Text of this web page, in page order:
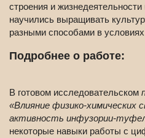
строения и
научились выращивать
разными способами в
Подробнее о работе:
В готовом исследовательском
«Влияние физико-химических
активность инфузории-
некоторые навыки работы с